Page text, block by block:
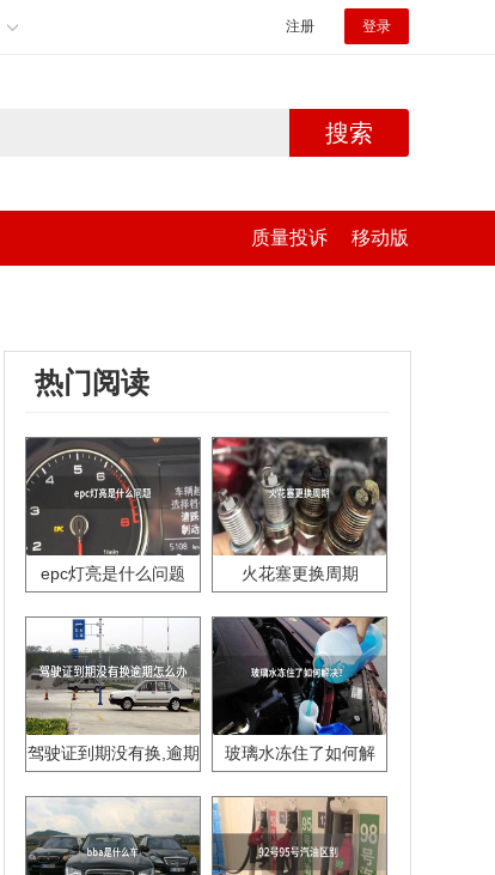
注册 登录
搜索
质量投诉 移动版
热门阅读
epc灯亮是什么问题 火花塞更换周期
驾驶证到期没有换,逾期
玻璃水冻住了如何解